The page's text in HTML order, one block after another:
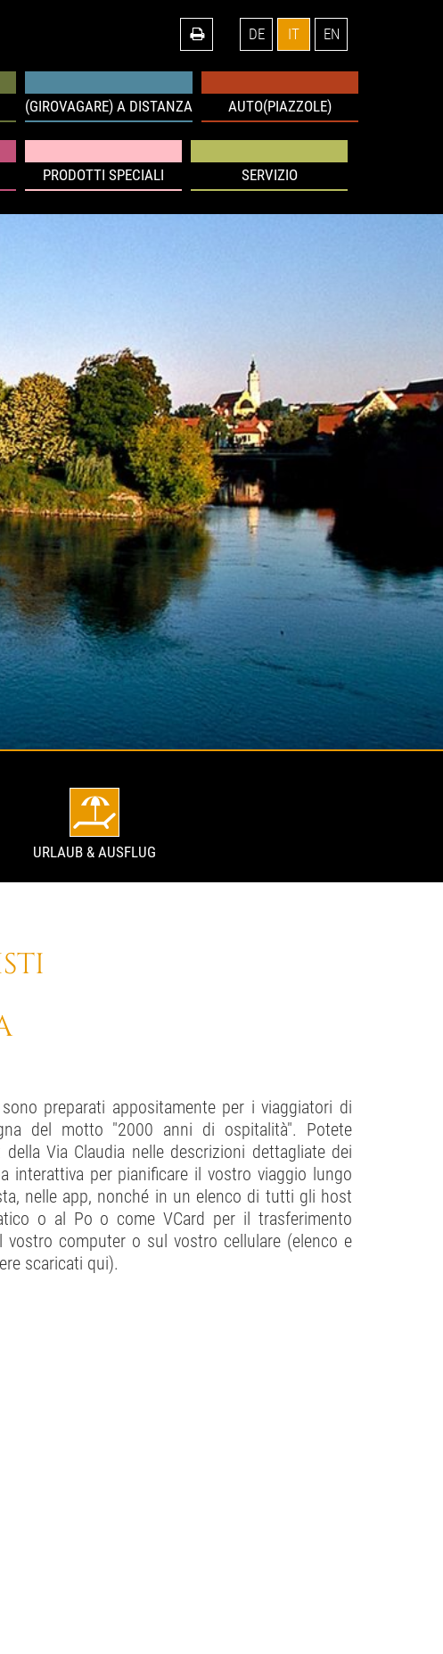
DE IT EN
(GIROVAGARE) A DISTANZA AUTO(PIAZZOLE)
PRODOTTI SPECIALI SERVIZIO
URLAUB & AUSFLUG
preparati appositamente per i viaggiatori di
del motto "2000 anni di ospitalità". Potete
Via Claudia nelle descrizioni dettagliate dei
interattiva per pianificare il vostro viaggio lungo
nelle app, nonché in un elenco di tutti gli host
o al Po o come VCard per il trasferimento
computer o sul vostro cellulare (elenco e
scaricati qui).